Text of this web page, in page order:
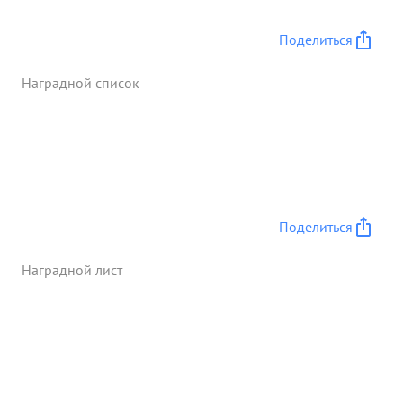
награждения Сов. партийные органы возражений
медалью "ЗА БОЕВЫЕ АСЛУГИ" ...»
Поделиться
Наградной список
Поделиться
Наградной лист